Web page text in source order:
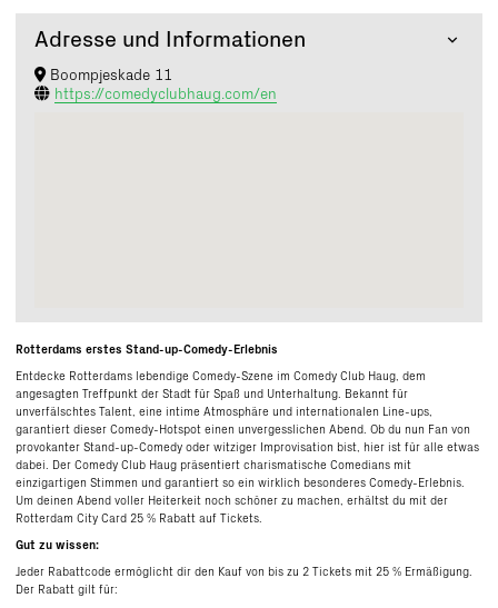
Adresse und Informationen
Boompjeskade 11
https://comedyclubhaug.com/en
Rotterdams erstes Stand-up-Comedy-Erlebnis
Entdecke Rotterdams lebendige Comedy-Szene im Comedy Club Haug , dem
angesagten Treffpunkt der Stadt für Spaß und Unterhaltung. Bekannt für
unverfälschtes Talent, eine intime Atmosphäre und internationalen Line-ups,
garantiert dieser Comedy-Hotspot einen unvergesslichen Abend. Ob du nun Fan von
provokanter Stand-up-Comedy oder witziger Improvisation bist, hier ist für alle etwas
dabei. Der Comedy Club Haug präsentiert charismatische Comedians mit
einzigartigen Stimmen und garantiert so ein wirklich besonderes Comedy-Erlebnis.
Um deinen Abend voller Heiterkeit noch schöner zu machen, erhältst du mit der
Rotterdam City Card 25 % Rabatt auf Tickets.
Gut zu wissen:
Jeder Rabattcode ermöglicht dir den Kauf von bis zu 2 Tickets mit 25 % Ermäßigung.
Der Rabatt gilt für: